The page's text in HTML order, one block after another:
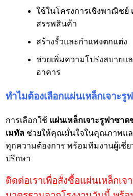
ใช้ในโครงการเชิงพาณิชย์
สรรพสินค้า
สร้างรั้วและกำแพงตกแต่ง
ช่วยเพิ่มความโปร่งสบายแ
อาคาร
ทำไมต้องเลือกแผ่นเหล็กเจาะรู
การเลือกใช้ แผ่นเหล็กเจาะรูฟาซา
เมทัล ช่วยให้คุณมั่นใจในคุณภาพแ
ทุกความต้องการ พร้อมทีมงานผู้เชี่
ปรึกษา
ติดต่อเราเพื่อสั่งซื้อแผ่นเหล็กเ